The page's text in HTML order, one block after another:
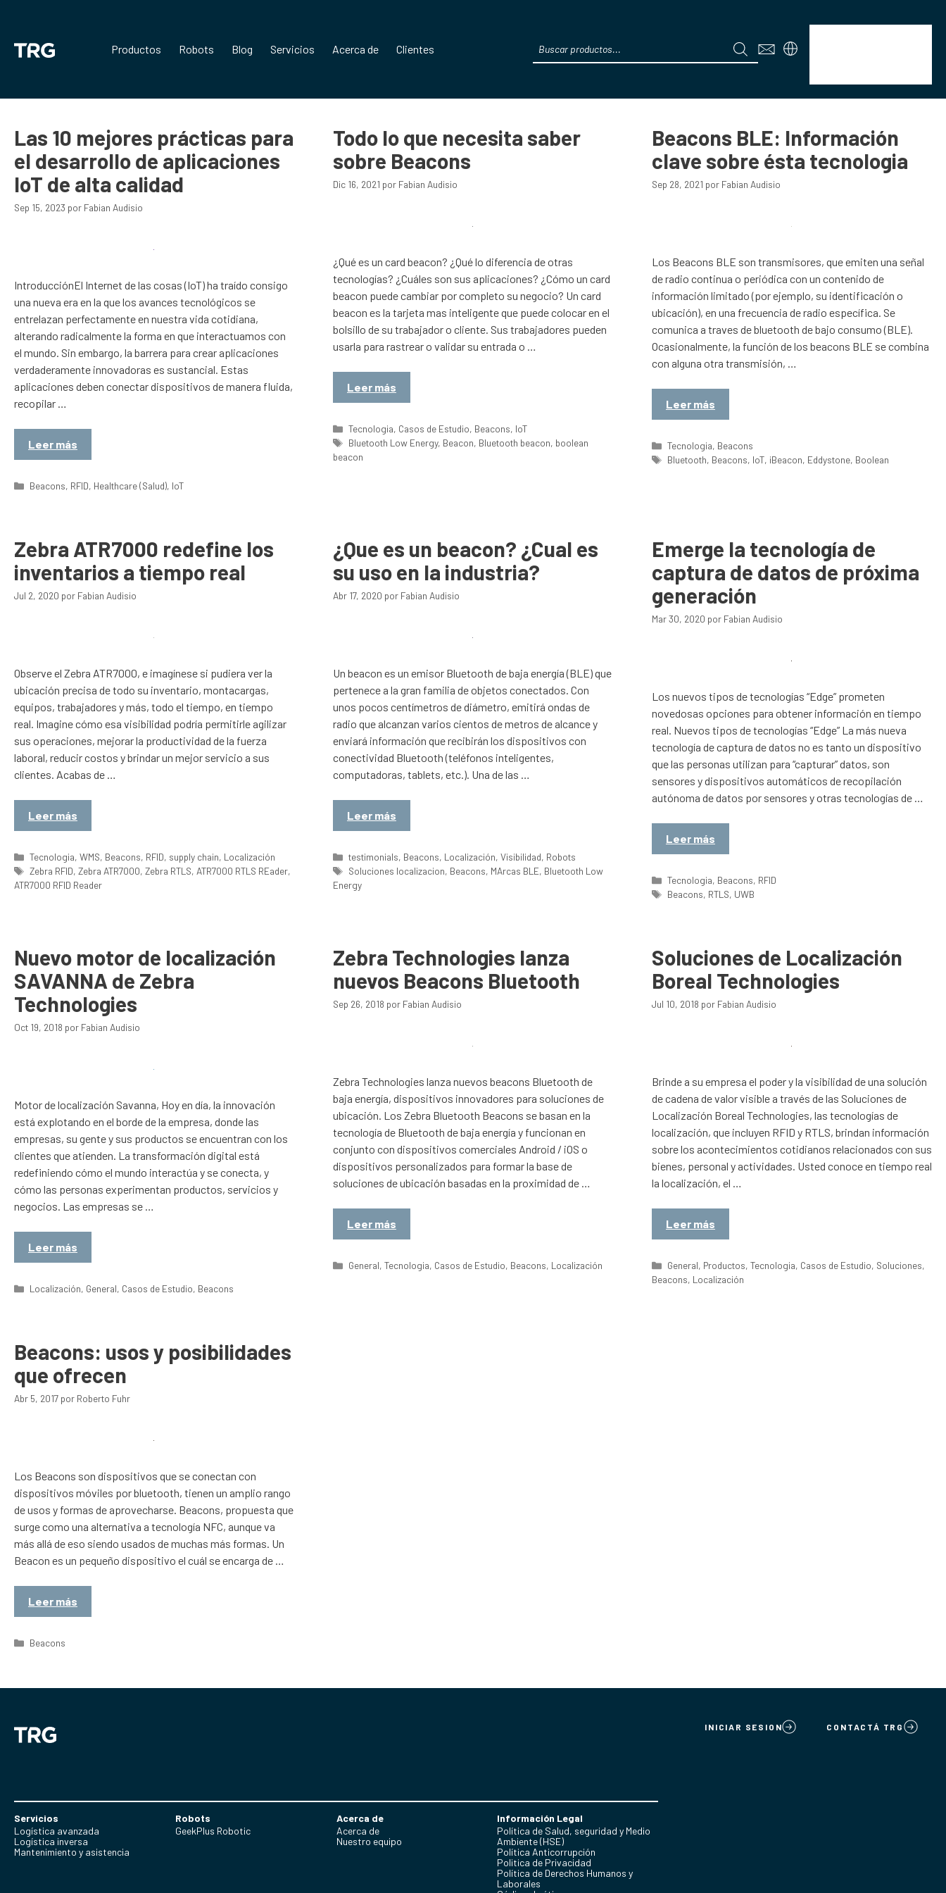
contenido
Productos Robots Blog Servicios Acerca de Clientes
search
Las 10 mejores prácticas para
el desarrollo de aplicaciones
IoT de alta calidad
Sep 15, 2023 por Fabian Audisio
IntroducciónEl Internet de las cosas (IoT) ha traído consigo
una nueva era en la que los avances tecnológicos se
entrelazan perfectamente en nuestra vida cotidiana,
alterando radicalmente la forma en que interactuamos con
el mundo. Sin embargo, la barrera para crear aplicaciones
verdaderamente innovadoras es sustancial. Estas
aplicaciones deben conectar dispositivos de manera fluida,
recopilar …
Leer más
Categorías
Beacons, RFID, Healthcare (Salud), IoT
Todo lo que necesita saber
sobre Beacons
Dic 16, 2021 por Fabian Audisio
¿Qué es un card beacon? ¿Qué lo diferencia de otras
tecnologías? ¿Cuáles son sus aplicaciones? ¿Cómo un card
beacon puede cambiar por completo su negocio? Un card
beacon es la tarjeta mas inteligente que puede colocar en el
bolsillo de su trabajador o cliente. Sus trabajadores pueden
usarla para rastrear o validar su entrada o …
Leer más
Categorías
Tecnologia, Casos de Estudio, Beacons, IoT
Etiquetas
Bluetooth Low Energy, Beacon, Bluetooth beacon, boolean
beacon
Beacons BLE: Información
clave sobre ésta tecnologia
Sep 28, 2021 por Fabian Audisio
Los Beacons BLE son transmisores, que emiten una señal
de radio continua o periódica con un contenido de
información limitado (por ejemplo, su identificación o
ubicación), en una frecuencia de radio específica. Se
comunica a traves de bluetooth de bajo consumo (BLE).
Ocasionalmente, la función de los beacons BLE se combina
con alguna otra transmisión, …
Leer más
Categorías
Tecnologia, Beacons
Etiquetas
Bluetooth, Beacons, IoT, iBeacon, Eddystone, Boolean
Zebra ATR7000 redefine los
inventarios a tiempo real
Jul 2, 2020 por Fabian Audisio
Observe el Zebra ATR7000, e imagínese si pudiera ver la
ubicación precisa de todo su inventario, montacargas,
equipos, trabajadores y más, todo el tiempo, en tiempo
real. Imagine cómo esa visibilidad podría permitirle agilizar
sus operaciones, mejorar la productividad de la fuerza
laboral, reducir costos y brindar un mejor servicio a sus
clientes. Acabas de …
Leer más
Categorías
Tecnologia, WMS, Beacons, RFID, supply chain, Localización
Etiquetas
Zebra RFID, Zebra ATR7000, Zebra RTLS, ATR7000 RTLS REader,
ATR7000 RFID Reader
¿Que es un beacon? ¿Cual es
su uso en la industria?
Abr 17, 2020 por Fabian Audisio
Un beacon es un emisor Bluetooth de baja energía (BLE) que
pertenece a la gran familia de objetos conectados. Con
unos pocos centímetros de diámetro, emitirá ondas de
radio que alcanzan varios cientos de metros de alcance y
enviará información que recibirán los dispositivos con
conectividad Bluetooth (teléfonos inteligentes,
computadoras, tablets, etc.). Una de las …
Leer más
Categorías
testimonials, Beacons, Localización, Visibilidad, Robots
Etiquetas
Soluciones localizacion, Beacons, MArcas BLE, Bluetooth Low
Energy
Emerge la tecnología de
captura de datos de próxima
generación
Mar 30, 2020 por Fabian Audisio
Los nuevos tipos de tecnologías “Edge” prometen
novedosas opciones para obtener información en tiempo
real. Nuevos tipos de tecnologías “Edge” La más nueva
tecnología de captura de datos no es tanto un dispositivo
que las personas utilizan para “capturar” datos, son
sensores y dispositivos automáticos de recopilación
autónoma de datos por sensores y otras tecnologías de …
Leer más
Categorías
Tecnologia, Beacons, RFID
Etiquetas
Beacons, RTLS, UWB
Nuevo motor de localización
SAVANNA de Zebra
Technologies
Oct 19, 2018 por Fabian Audisio
Motor de localización Savanna, Hoy en día, la innovación
está explotando en el borde de la empresa, donde las
empresas, su gente y sus productos se encuentran con los
clientes que atienden. La transformación digital está
redefiniendo cómo el mundo interactúa y se conecta, y
cómo las personas experimentan productos, servicios y
negocios. Las empresas se …
Leer más
Categorías
Localización, General, Casos de Estudio, Beacons
Zebra Technologies lanza
nuevos Beacons Bluetooth
Sep 26, 2018 por Fabian Audisio
Zebra Technologies lanza nuevos beacons Bluetooth de
baja energía, dispositivos innovadores para soluciones de
ubicación. Los Zebra Bluetooth Beacons se basan en la
tecnología de Bluetooth de baja energía y funcionan en
conjunto con dispositivos comerciales Android / iOS o
dispositivos personalizados para formar la base de
soluciones de ubicación basadas en la proximidad de …
Leer más
Categorías
General, Tecnologia, Casos de Estudio, Beacons, Localización
Soluciones de Localización
Boreal Technologies
Jul 10, 2018 por Fabian Audisio
Brinde a su empresa el poder y la visibilidad de una solución
de cadena de valor visible a través de las Soluciones de
Localización Boreal Technologies, las tecnologías de
localización, que incluyen RFID y RTLS, brindan información
sobre los acontecimientos cotidianos relacionados con sus
bienes, personal y actividades. Usted conoce en tiempo real
la localización, el …
Leer más
Categorías
General, Productos, Tecnologia, Casos de Estudio, Soluciones,
Beacons, Localización
Beacons: usos y posibilidades
que ofrecen
Abr 5, 2017 por Roberto Fuhr
Los Beacons son dispositivos que se conectan con
dispositivos móviles por bluetooth, tienen un amplio rango
de usos y formas de aprovecharse. Beacons, propuesta que
surge como una alternativa a tecnología NFC, aunque va
más allá de eso siendo usados de muchas más formas. Un
Beacon es un pequeño dispositivo el cuál se encarga de …
Leer más
Categorías
Beacons
INICIAR SESION CONTACTÁ TRG
Servicios
Logística avanzada
Logística inversa
Mantenimiento y asistencia
Robots
GeekPlus Robotic
Acerca de
Acerca de
Nuestro equipo
Información Legal
Política de Salud, seguridad y Medio
Ambiente (HSE)
Política Anticorrupción
Politica de Privacidad
Política de Derechos Humanos y
Laborales